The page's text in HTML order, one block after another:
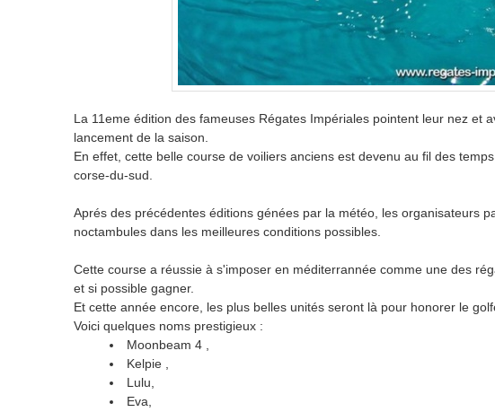
La 11eme édition des fameuses Régates Impériales pointent leur nez
lancement de la saison.
En effet, cette belle course de voiliers anciens est devenu au fil des
corse-du-sud.
Aprés des précédentes éditions génées par la météo, les organisateurs
noctambules dans les meilleures conditions possibles.
Cette course a réussie à s'imposer en méditerrannée comme une des
et si possible gagner.
Et cette année encore, les plus belles unités seront là pour honorer le
Voici quelques noms prestigieux :
Moonbeam 4 ,
Kelpie ,
Lulu,
Eva,